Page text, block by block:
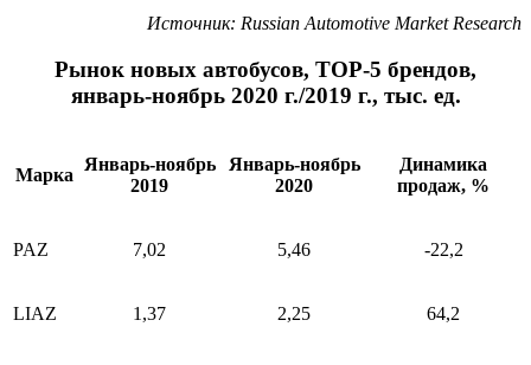
Источник: Russian Automotive Market Research
Рынок новых автобусов, ТОР-5 брендов,
январь-ноябрь 2020 г./2019 г., тыс. ед.
Марка
Январь-ноябрь
2019
Январь-ноябрь
2020
Динамика
продаж, %
PAZ 7,02 5,46 -22,2
LIAZ 1,37 2,25 64,2